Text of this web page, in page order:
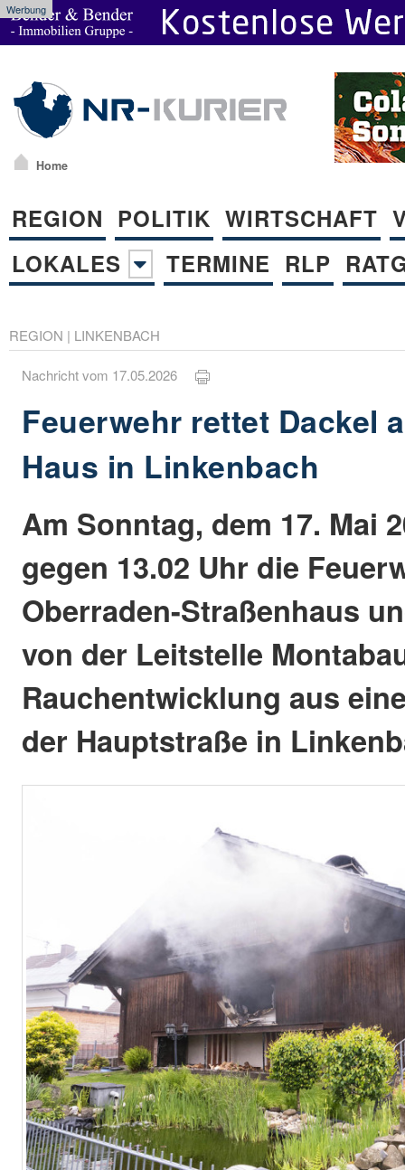
Werbung
Home
REGION POLITIK WIRTSCHAFT
LOKALES
TERMINE RLP
REGION | LINKENBACH
Nachricht vom 17.05.2026
Feuerwehr rettet Dackel
Haus in Linkenbach
Am Sonntag, dem 17. Mai
gegen 13.02 Uhr die
Oberraden-Straßenhaus
von der Leitstelle
Rauchentwicklung aus
der Hauptstraße in